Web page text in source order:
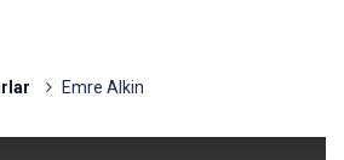
Emre Alkin